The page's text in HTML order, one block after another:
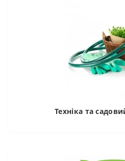
Техніка та